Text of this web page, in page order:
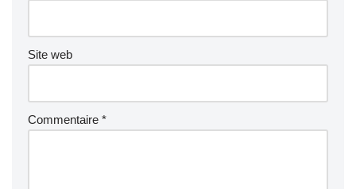
Site web
Commentaire *